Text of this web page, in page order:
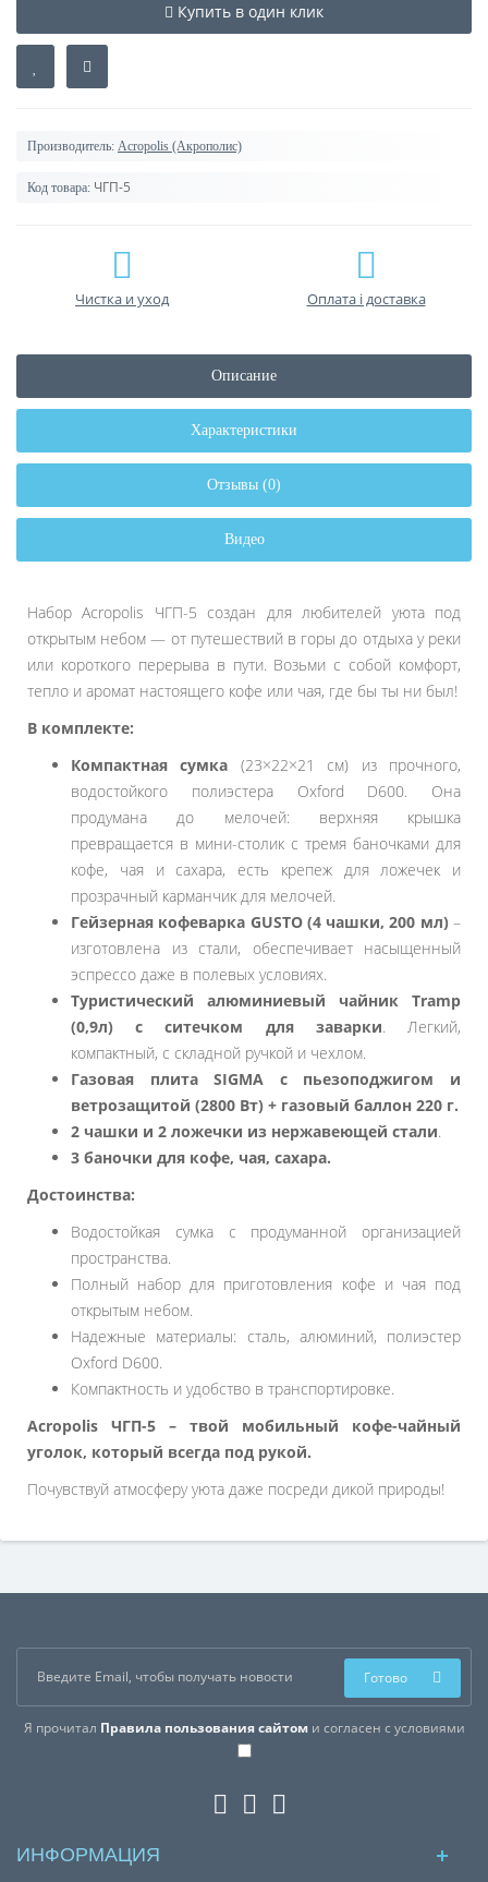
Купить в один клик
Производитель: Acropolis (Акрополис)
Код товара: ЧГП-5
Чистка и уход Оплата і доставка
Описание
Характеристики
Отзывы (0)
Видео
Набор Acropolis ЧГП-5 создан для любителей уюта под
открытым небом — от путешествий в горы до отдыха у реки
или короткого перерыва в пути. Возьми с собой комфорт,
тепло и аромат настоящего кофе или чая, где бы ты ни был!
В комплекте:
Компактная сумка (23×22×21 см) из прочного,
водостойкого полиэстера Oxford D600. Она
продумана до мелочей: верхняя крышка
превращается в мини-столик с тремя баночками для
кофе, чая и сахара, есть крепеж для ложечек и
прозрачный карманчик для мелочей.
Гейзерная кофеварка GUSTO (4 чашки, 200 мл) –
изготовлена ​​из стали, обеспечивает насыщенный
эспрессо даже в полевых условиях.
Туристический алюминиевый чайник Tramp
(0,9л) с ситечком для заварки. Легкий,
компактный, с складной ручкой и чехлом.
Газовая плита SIGMA с пьезоподжигом и
ветрозащитой (2800 Вт) + газовый баллон 220 г.
2 чашки и 2 ложечки из нержавеющей стали.
3 баночки для кофе, чая, сахара.
Достоинства:
Водостойкая сумка с продуманной организацией
пространства.
Полный набор для приготовления кофе и чая под
открытым небом.
Надежные материалы: сталь, алюминий, полиэстер
Oxford D600.
Компактность и удобство в транспортировке.
Acropolis ЧГП-5 – твой мобильный кофе-чайный
уголок, который всегда под рукой.
Почувствуй атмосферу уюта даже посреди дикой природы!
Я прочитал Правила пользования сайтоми согласен с условиями
Готово
ИНФОРМАЦИЯ